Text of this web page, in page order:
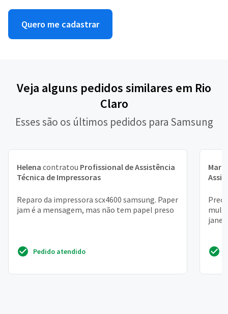
Quero me cadastrar
Veja alguns pedidos similares em Rio
Claro
Esses são os últimos pedidos para Samsung
Helena contratou Profissional de Assistência
Técnica de Impressoras
Reparo da impressora scx4600 samsung. Paper
jam é a mensagem, mas não tem papel preso
Pedido atendido